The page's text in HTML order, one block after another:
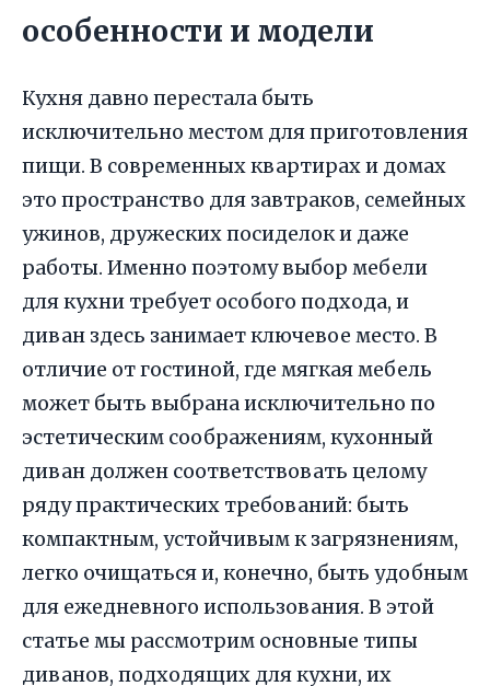
особенности и модели
Кухня давно перестала быть
исключительно местом для приготовления
пищи. В современных квартирах и домах
это пространство для завтраков, семейных
ужинов, дружеских посиделок и даже
работы. Именно поэтому выбор мебели
для кухни требует особого подхода, и
диван здесь занимает ключевое место. В
отличие от гостиной, где мягкая мебель
может быть выбрана исключительно по
эстетическим соображениям, кухонный
диван должен соответствовать целому
ряду практических требований: быть
компактным, устойчивым к загрязнениям,
легко очищаться и, конечно, быть удобным
для ежедневного использования. В этой
статье мы рассмотрим основные типы
диванов, подходящих для кухни, их